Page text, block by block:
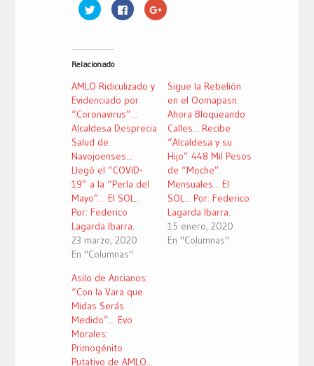
Haz
clic
Twitter
abre
una
ventana
nueva)
Haz
clic
una
ventana
nueva)
Haz
clic
una
ventana
nueva)
Relacionado
AMLO Ridiculizado y
Evidenciado por
“Coronavirus”...
Alcaldesa Desprecia
Salud de
Navojoenses...
Llegó el “COVID-
19” a la “Perla del
Mayo”... El SOL...
Por: Federico
Lagarda Ibarra.
23 marzo, 2020
En "Columnas"
Sigue la Rebelión
en el Oomapasn:
Ahora Bloqueando
Calles... Recibe
“Alcaldesa y su
Hijo” 448 Mil Pesos
de “Moche”
Mensuales... El
SOL... Por: Federico
Lagarda Ibarra.
15 enero, 2020
En "Columnas"
Asilo de Ancianos:
“Con la Vara que
Midas Serás
Medido”... Evo
Morales:
Primogénito
Putativo de AMLO...